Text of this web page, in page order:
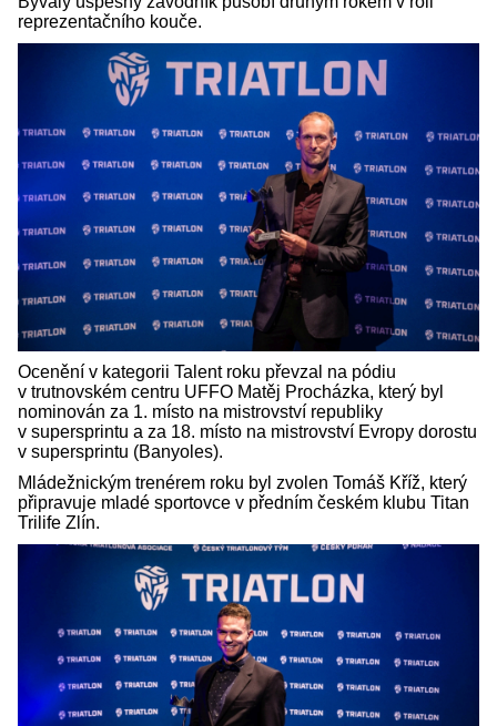
reprezentačního kouče.
Ocenění v kategorii Talent roku převzal na pódiu
v trutnovském centru UFFO Matěj Procházka, který byl
nominován za 1. místo na mistrovství republiky
v supersprintu a za 18. místo na mistrovství Evropy dorostu
v supersprintu (Banyoles).
Mládežnickým trenérem roku byl zvolen Tomáš Kříž, který
připravuje mladé sportovce v předním českém klubu Titan
Trilife Zlín.